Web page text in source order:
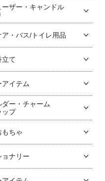
ーザー・キャンドル
ア・バス/トイレ用品
立て
イテム
ダー・チャーム
ップ
もちゃ
ョナリー